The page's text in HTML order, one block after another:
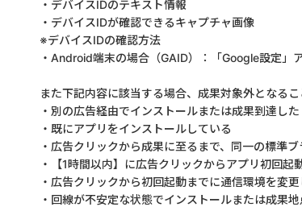
・デバイスIDのテキスト情報
・デバイスIDが確認できるキャプチャ画像
※デバイスIDの確認方法
・Android端末の場合（GAID）：「Google設定」
また下記内容に該当する場合、成果対象外となるこ
・別の広告経由でインストールまたは成果到達した
・既にアプリをインストールしている
・広告クリックから成果に至るまで、同一の標準
・【1時間以内】に広告クリックからアプリ初回起
・広告クリックから初回起動までに通信環境を変更
・回線が不安定な状態でインストールまたは成果